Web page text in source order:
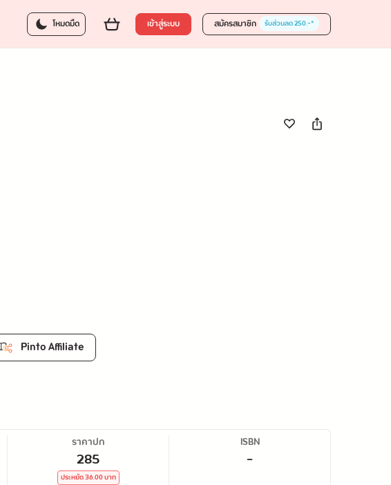
โหมดมืด เข้าสู่ระบบ สมัครสมาชิก รับส่วนลด 250.-*
249.00 บาทส่งของขวัญ ใส่ตะกร้า ซื้อเลย
Pinto Affiliate
ราคาปก
285
ประหยัด36.00บาท
ISBN
-